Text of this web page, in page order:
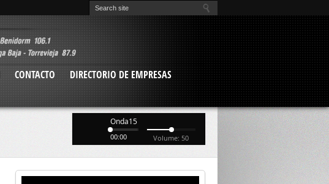
CONTACTO
DIRECTORIO DE EMPRESAS
Onda15
00:00 Volume: 50